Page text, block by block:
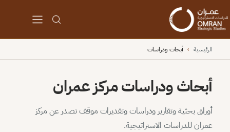
الرئيسية › أبحاث ودراسات
أبحاث ودراسات مركز عمران
أوراق بحثية وتقارير ودراسات وتقديرات موقف تصدر عن مركز
عمران للدراسات الاستراتيجية.